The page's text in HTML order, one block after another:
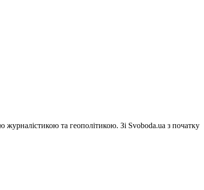
журналістикою та геополітикою. Зі Svoboda.ua з початку